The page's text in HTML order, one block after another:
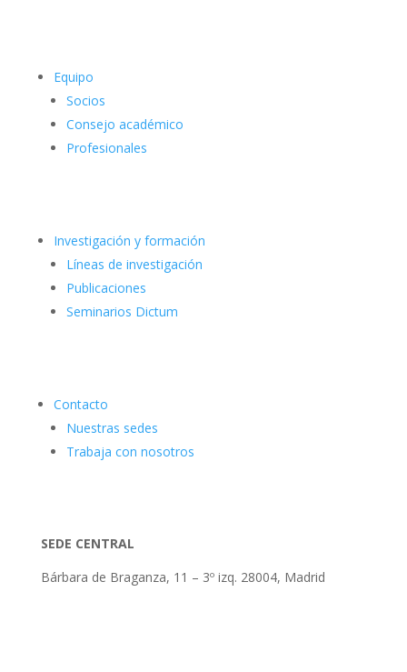
Equipo
Socios
Consejo académico
Profesionales
Investigación y formación
Líneas de investigación
Publicaciones
Seminarios Dictum
Contacto
Nuestras sedes
Trabaja con nosotros
SEDE CENTRAL
Bárbara de Braganza, 11 – 3º izq. 28004, Madrid